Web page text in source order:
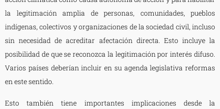
la legitimación amplia de personas, comunidades, pueblos
indígenas, colectivos y organizaciones de la sociedad civil, incluso
sin necesidad de acreditar afectación directa. Esto incluye la
posibilidad de que se reconozca la legitimación por interés difuso.
Varios países deberían incluir en su agenda legislativa reformas
en este sentido.
Esto también tiene importantes implicaciones desde la